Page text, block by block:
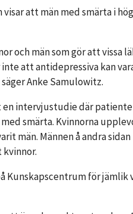
att män med smärta i
och män som gör att
att antidepressiva kan
Anke Samulowitz.
intervjustudie där
smärta. Kvinnorna
män. Männen å andra
Kunskapscentrum för